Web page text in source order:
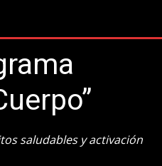
La Valla
saludables y activación